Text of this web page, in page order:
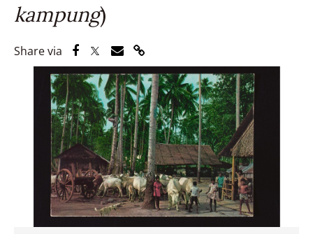
kampung)
Share via Share via Facebook
Share via Twitter
Share via Email
Share via Link